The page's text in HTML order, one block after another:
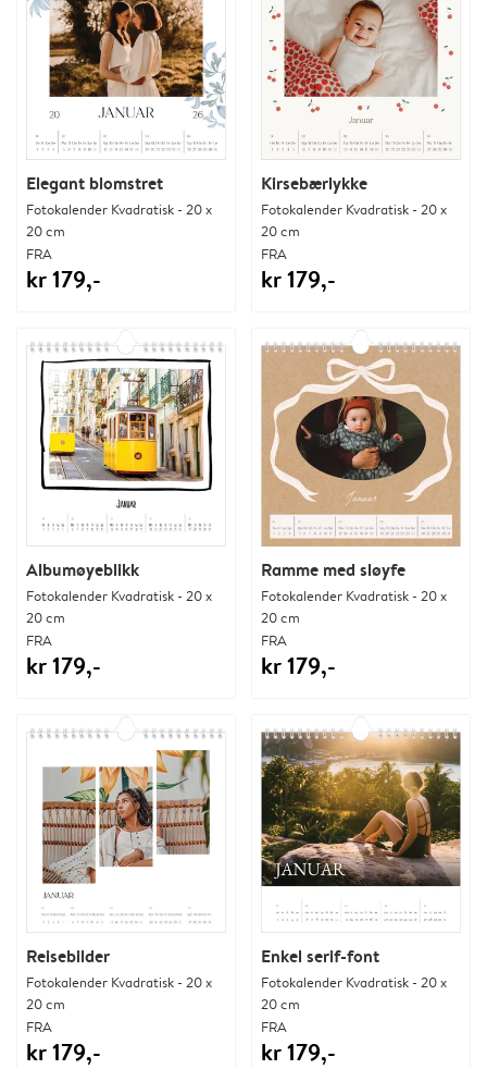
Elegant blomstret
Fotokalender Kvadratisk - 20 x
20 cm
FRA
kr 179,-
Kirsebærlykke
Fotokalender Kvadratisk - 20 x
20 cm
FRA
kr 179,-
Albumøyeblikk
Fotokalender Kvadratisk - 20 x
20 cm
FRA
kr 179,-
Ramme med sløyfe
Fotokalender Kvadratisk - 20 x
20 cm
FRA
kr 179,-
Reisebilder
Fotokalender Kvadratisk - 20 x
20 cm
FRA
kr 179,-
Enkel serif-font
Fotokalender Kvadratisk - 20 x
20 cm
FRA
kr 179,-